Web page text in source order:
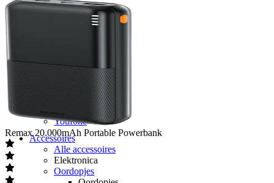
Verlengen
Alle verlengingen
KPN
hollandsnieuwe
Ben
Lebara
50+ Mobiel
Youfone
Accessoires
Alle accessoires
Elektronica
Oordopjes
Remax 20.000mAh Portable Powerbank